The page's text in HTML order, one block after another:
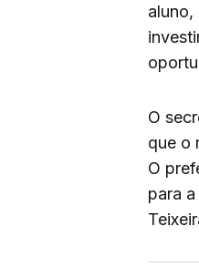
O
que o
O
para